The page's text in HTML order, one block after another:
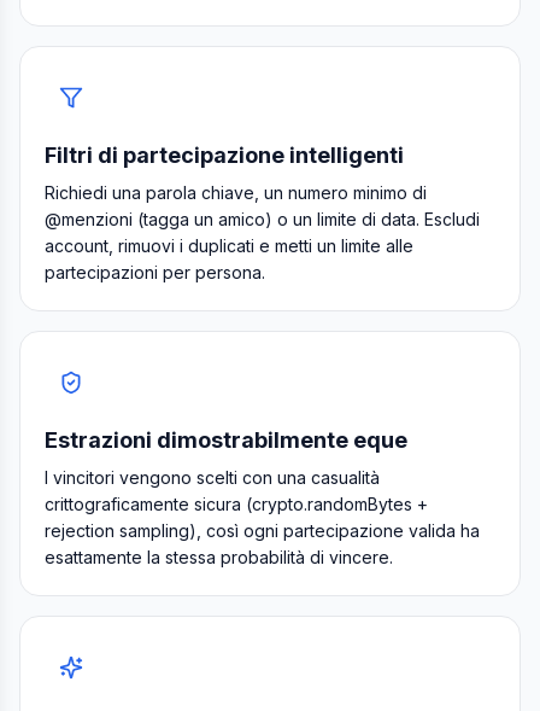
Filtri di partecipazione intelligenti
Richiedi una parola chiave, un numero minimo di
@menzioni (tagga un amico) o un limite di data. Escludi
account, rimuovi i duplicati e metti un limite alle
partecipazioni per persona.
Estrazioni dimostrabilmente eque
I vincitori vengono scelti con una casualità
crittograficamente sicura (crypto.randomBytes +
rejection sampling), così ogni partecipazione valida ha
esattamente la stessa probabilità di vincere.